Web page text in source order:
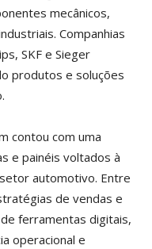
mecânicos,
Companhias
SKF e Sieger
produtos e soluções
contou com uma
e painéis voltados à
automotivo. Entre
de vendas e
ferramentas digitais,
operacional e